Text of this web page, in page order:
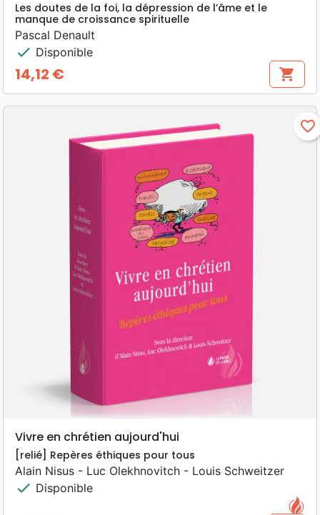
Les doutes de la foi, la dépression de l’âme et le
manque de croissance spirituelle
Pascal Denault
check Disponible
Prix
14,12 € shopping_cart
favorite_border
Vivre en chrétien aujourd'hui
[relié] Repères éthiques pour tous
Alain Nisus - Luc Olekhnovitch - Louis Schweitzer
check Disponible